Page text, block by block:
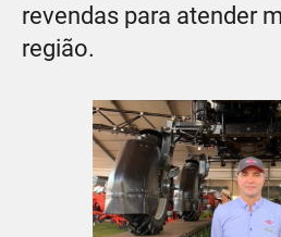
revendas para atender
região.